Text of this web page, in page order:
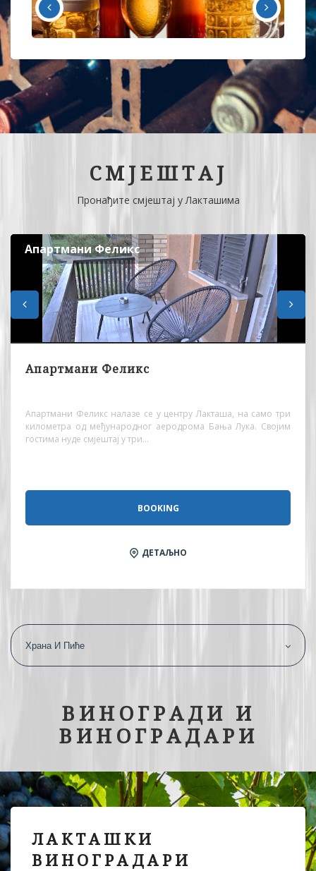
СМЈЕШТАЈ
Пронађите смјештај у Лакташима
Апартмани Феликс
Апартмани Феликс
Апартмани Феликс налазе се у центру Лакташа, на само три
километра од међународног аеродрома Бања Лука. Својим
гостима нуде смјештај у три...
BOOKING
ДЕТАЉНО
Храна И Пиће
ВИНОГРАДИ И
ВИНОГРАДАРИ
ЛАКТАШКИ
ВИНОГРАДАРИ